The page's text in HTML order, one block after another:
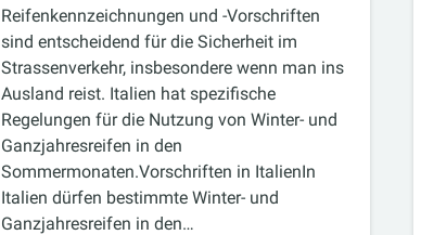
Reifenkennzeichnungen und -Vorschriften
sind entscheidend für die Sicherheit im
Strassenverkehr, insbesondere wenn man ins
Ausland reist. Italien hat spezifische
Regelungen für die Nutzung von Winter- und
Ganzjahresreifen in den
Sommermonaten.Vorschriften in ItalienIn
Italien dürfen bestimmte Winter- und
Ganzjahresreifen in den…